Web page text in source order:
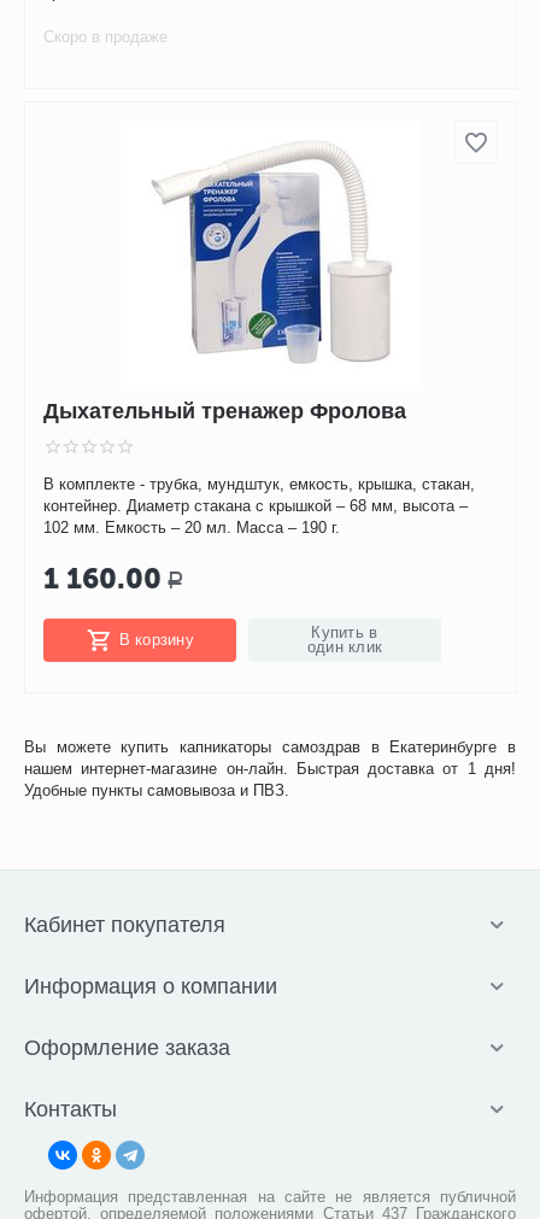
Вы можете купить капникаторы самоздрав в Екатеринбурге в
нашем интернет-магазине он-лайн. Быстрая доставка от 1 дня!
Удобные пункты самовывоза и ПВЗ.
Скоро в продаже
Дыхательный тренажер Фролова
В комплекте - трубка, мундштук, емкость, крышка, стакан,
контейнер. Диаметр стакана с крышкой – 68 мм, высота –
102 мм. Емкость – 20 мл. Масса – 190 г.
1 160.00 Р
В корзину
Купить в
один клик
Кабинет покупателя
Информация о компании
Оформление заказа
Контакты
Информация представленная на сайте не является публичной
офертой, определяемой положениями Статьи 437 Гражданского